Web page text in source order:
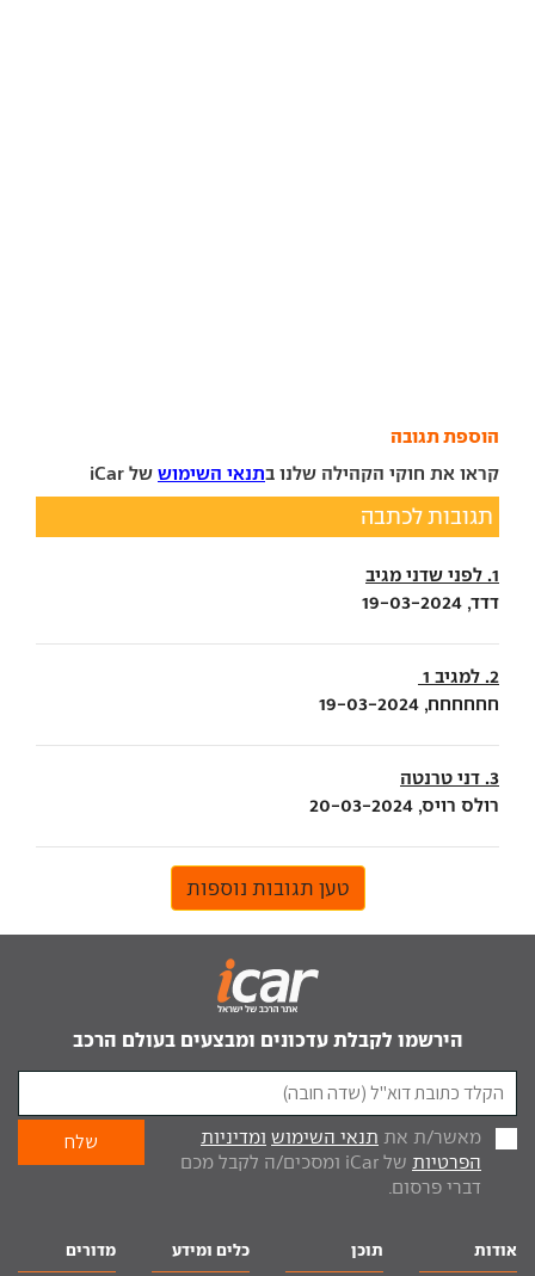
הוספת תגובה
קראו את חוקי הקהילה שלנו בתנאי השימוש של iCar
תגובות לכתבה
1. לפני שדני מגיב
דדד, 19-03-2024
2. למגיב 1
חחחחחח, 19-03-2024
3. דני טרנטה
רולס רויס, 20-03-2024
טען תגובות נוספות
הירשמו לקבלת עדכונים ומבצעים בעולם הרכב
מאשר/ת את תנאי השימוש ומדיניות
הפרטיות
של iCar ומסכים/ה לקבל מכם
דברי פרסום.
אודות תוכן כלים ומידע מדורים